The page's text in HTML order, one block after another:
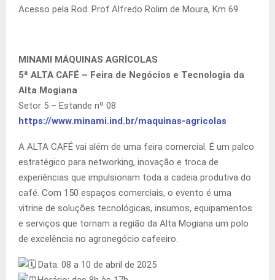
Acesso pela Rod. Prof.Alfredo Rolim de Moura, Km 69
MINAMI MÁQUINAS AGRÍCOLAS
5ª ALTA CAFÉ – Feira de Negócios e Tecnologia da
Alta Mogiana
Setor 5 – Estande nº 08
https://www.minami.ind.br/maquinas-agricolas
A ALTA CAFÉ vai além de uma feira comercial. É um palco
estratégico para networking, inovação e troca de
experiências que impulsionam toda a cadeia produtiva do
café. Com 150 espaços comerciais, o evento é uma
vitrine de soluções tecnológicas, insumos, equipamentos
e serviços que tornam a região da Alta Mogiana um polo
de excelência no agronegócio cafeeiro.
Data: 08 a 10 de abril de 2025